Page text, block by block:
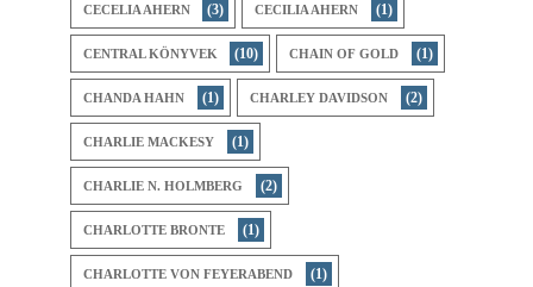
CECELIA AHERN (3) CECILIA AHERN (1)
CENTRAL KÖNYVEK (10) CHAIN OF GOLD (1)
CHANDA HAHN (1) CHARLEY DAVIDSON (2)
CHARLIE MACKESY (1)
CHARLIE N. HOLMBERG (2)
CHARLOTTE BRONTE (1)
CHARLOTTE VON FEYERABEND (1)